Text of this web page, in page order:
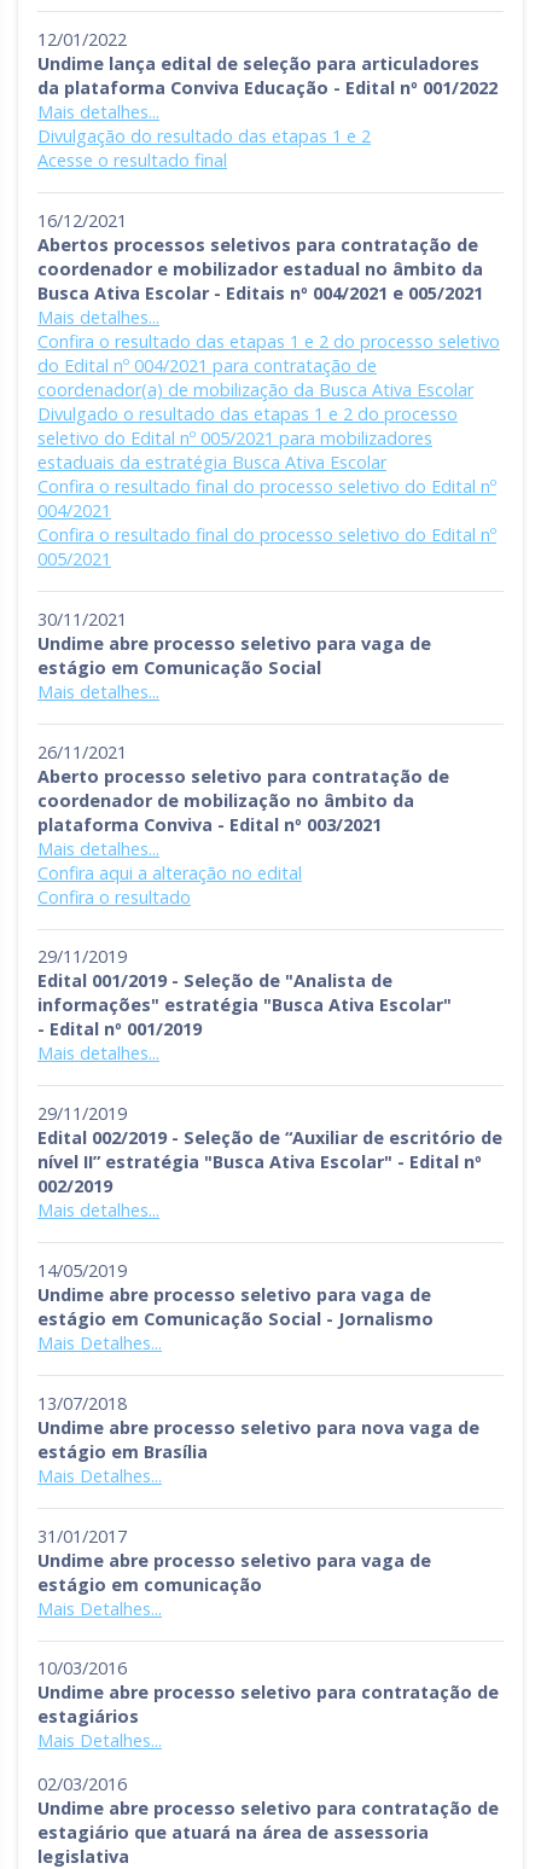
12/01/2022
Undime lança edital de seleção para articuladores
da plataforma Conviva Educação - Edital nº 001/2022
Mais detalhes...
Divulgação do resultado das etapas 1 e 2
Acesse o resultado final
16/12/2021
Abertos processos seletivos para contratação de
coordenador e mobilizador estadual no âmbito da
Busca Ativa Escolar - Editais nº 004/2021 e 005/2021
Mais detalhes...
Confira o resultado das etapas 1 e 2 do processo seletivo
do Edital nº 004/2021 para contratação de
coordenador(a) de mobilização da Busca Ativa Escolar
Divulgado o resultado das etapas 1 e 2 do processo
seletivo do Edital nº 005/2021 para mobilizadores
estaduais da estratégia Busca Ativa Escolar
Confira o resultado final do processo seletivo do Edital nº
004/2021
Confira o resultado final do processo seletivo do Edital nº
005/2021
30/11/2021
Undime abre processo seletivo para vaga de
estágio em Comunicação Social
Mais detalhes...
26/11/2021
Aberto processo seletivo para contratação de
coordenador de mobilização no âmbito da
plataforma Conviva - Edital nº 003/2021
Mais detalhes...
Confira aqui a alteração no edital
Confira o resultado
29/11/2019
Edital 001/2019 - Seleção de "Analista de
informações" estratégia "Busca Ativa Escolar"
- Edital nº 001/2019
Mais detalhes...
29/11/2019
Edital 002/2019 - Seleção de “Auxiliar de escritório de
nível II” estratégia "Busca Ativa Escolar" - Edital nº
002/2019
Mais detalhes...
14/05/2019
Undime abre processo seletivo para vaga de
estágio em Comunicação Social - Jornalismo
Mais Detalhes...
13/07/2018
Undime abre processo seletivo para nova vaga de
estágio em Brasília
Mais Detalhes...
31/01/2017
Undime abre processo seletivo para vaga de
estágio em comunicação
Mais Detalhes...
10/03/2016
Undime abre processo seletivo para contratação de
estagiários
Mais Detalhes...
02/03/2016
Undime abre processo seletivo para contratação de
estagiário que atuará na área de assessoria
legislativa